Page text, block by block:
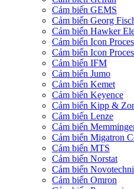
Cảm biến GEMS
Cảm biến Georg
Cảm biến Hawker
Cảm biến Icon
Cảm biến Icon
Cảm biến IFM
Cảm biến Jumo
Cảm biến Kemet
Cảm biến Keyence
Cảm biến Kipp &
Cảm biến Lenze
Cảm biến
Cảm biến Migatron
Cảm biến MTS
Cảm biến Norstat
Cảm biến
Cảm biến Omron